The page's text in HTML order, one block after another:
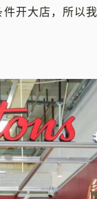
开大店，所以